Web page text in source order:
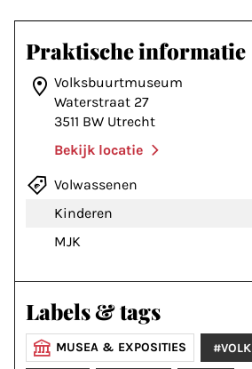
Praktische informatie
Volksbuurtmuseum
Waterstraat 27
3511 BW Utrecht
Bekijk locatie
Volwassenen
Kinderen
MJK
Labels & tags
MUSEA & EXPOSITIES